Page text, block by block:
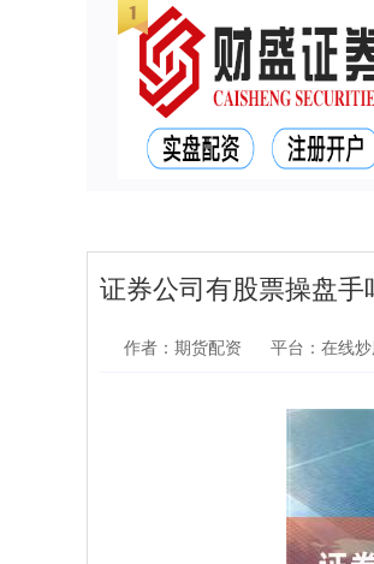
证券公司有股票操盘
作者：期货配资 平台：在线